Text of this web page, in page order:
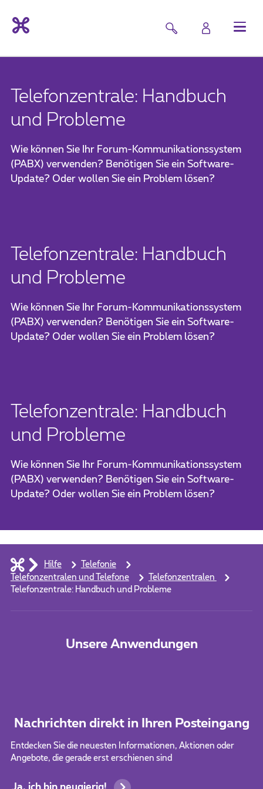
Telefonzentrale: Handbuch
und Probleme
Wie können Sie Ihr Forum-Kommunikationssystem
(PABX) verwenden? Benötigen Sie ein Software-
Update? Oder wollen Sie ein Problem lösen?
Telefonzentrale: Handbuch
und Probleme
Wie können Sie Ihr Forum-Kommunikationssystem
(PABX) verwenden? Benötigen Sie ein Software-
Update? Oder wollen Sie ein Problem lösen?
Telefonzentrale: Handbuch
und Probleme
Wie können Sie Ihr Forum-Kommunikationssystem
(PABX) verwenden? Benötigen Sie ein Software-
Update? Oder wollen Sie ein Problem lösen?
Hilfe
Telefonie
Telefonzentralen und Telefone
Telefonzentralen
Telefonzentrale: Handbuch und Probleme
Unsere Anwendungen
Nachrichten direkt in Ihren Posteingang
Entdecken Sie die neuesten Informationen, Aktionen oder
Angebote, die gerade erst erschienen sind
Ja, ich bin neugierig!